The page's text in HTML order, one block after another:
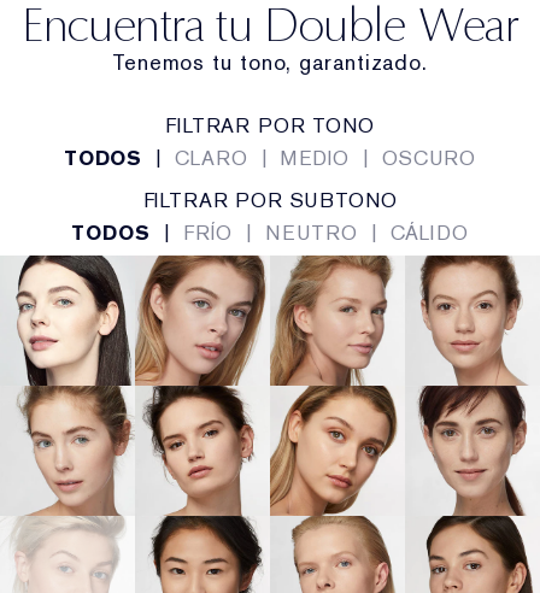
Encuentra tu Double Wear
Tenemos tu tono, garantizado.
FILTRAR POR TONO
TODOS
| CLARO | MEDIO | OSCURO
FILTRAR POR SUBTONO
TODOS
| FRÍO | NEUTRO | CÁLIDO